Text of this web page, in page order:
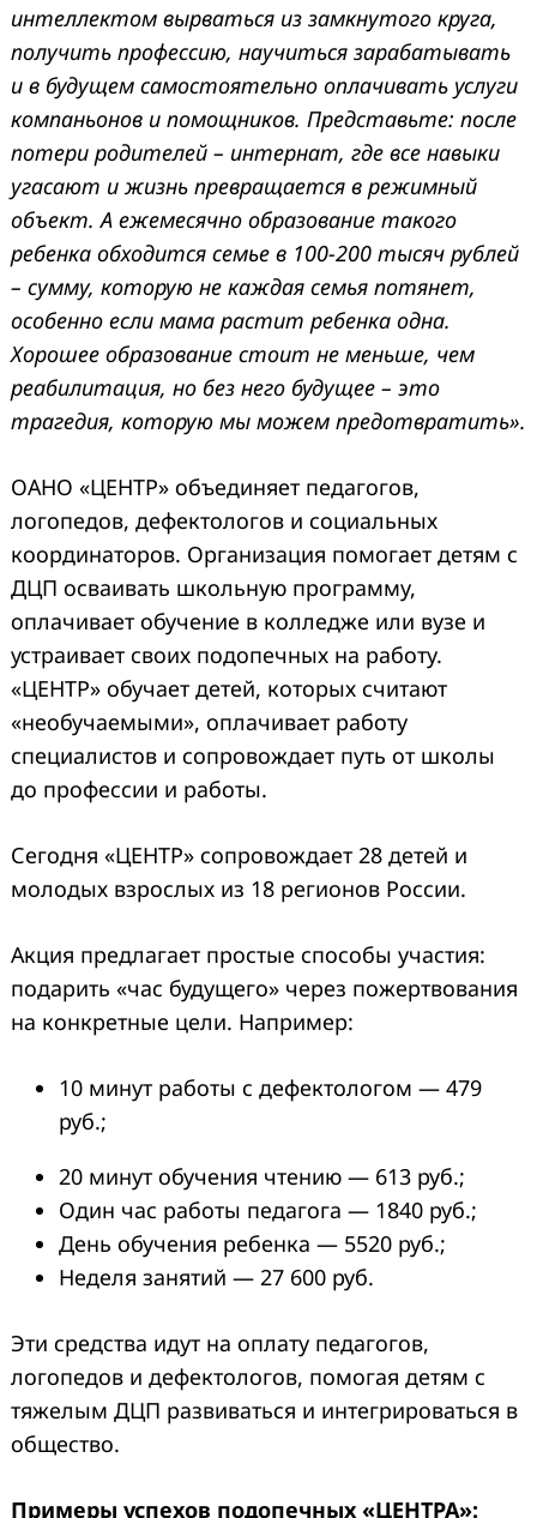
интеллектом вырваться из замкнутого круга,
получить профессию, научиться зарабатывать
и в будущем самостоятельно оплачивать услуги
компаньонов и помощников. Представьте: после
потери родителей – интернат, где все навыки
угасают и жизнь превращается в режимный
объект. А ежемесячно образование такого
ребенка обходится семье в 100-200 тысяч рублей
– сумму, которую не каждая семья потянет,
особенно если мама растит ребенка одна.
Хорошее образование стоит не меньше, чем
реабилитация, но без него будущее – это
трагедия, которую мы можем предотвратить».
ОАНО «ЦЕНТР» объединяет педагогов,
логопедов, дефектологов и социальных
координаторов. Организация помогает детям с
ДЦП осваивать школьную программу,
оплачивает обучение в колледже или вузе и
устраивает своих подопечных на работу.
«ЦЕНТР» обучает детей, которых считают
«необучаемыми», оплачивает работу
специалистов и сопровождает путь от школы
до профессии и работы.
Сегодня «ЦЕНТР» сопровождает 28 детей и
молодых взрослых из 18 регионов России.
Акция предлагает простые способы участия:
подарить «час будущего» через пожертвования
на конкретные цели. Например:
10 минут работы с дефектологом — 479
руб.;
20 минут обучения чтению — 613 руб.;
Один час работы педагога — 1840 руб.;
День обучения ребенка — 5520 руб.;
Неделя занятий — 27 600 руб.
Эти средства идут на оплату педагогов,
логопедов и дефектологов, помогая детям с
тяжелым ДЦП развиваться и интегрироваться в
общество.
Примеры успехов подопечных «ЦЕНТРА»: